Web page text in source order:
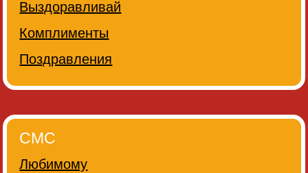
Выздоравливай
Комплименты
Поздравления
СМС
Любимому